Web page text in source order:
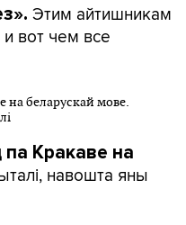
Этим айтишникам
вот чем все
Кракаве на
навошта яны